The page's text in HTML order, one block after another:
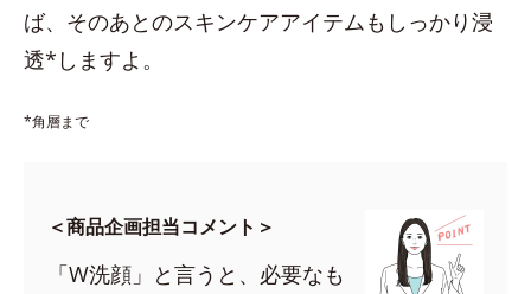
ば、そのあとのスキンケアアイテムもしっかり浸
透*しますよ。
*角層まで
＜商品企画担当コメント＞
「W洗顔」と言うと、必要なも